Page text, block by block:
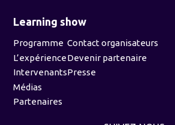
Learning show
Programme
L’expérience
Intervenants
Médias
Partenaires
Contact organisateurs
Devenir partenaire
Presse